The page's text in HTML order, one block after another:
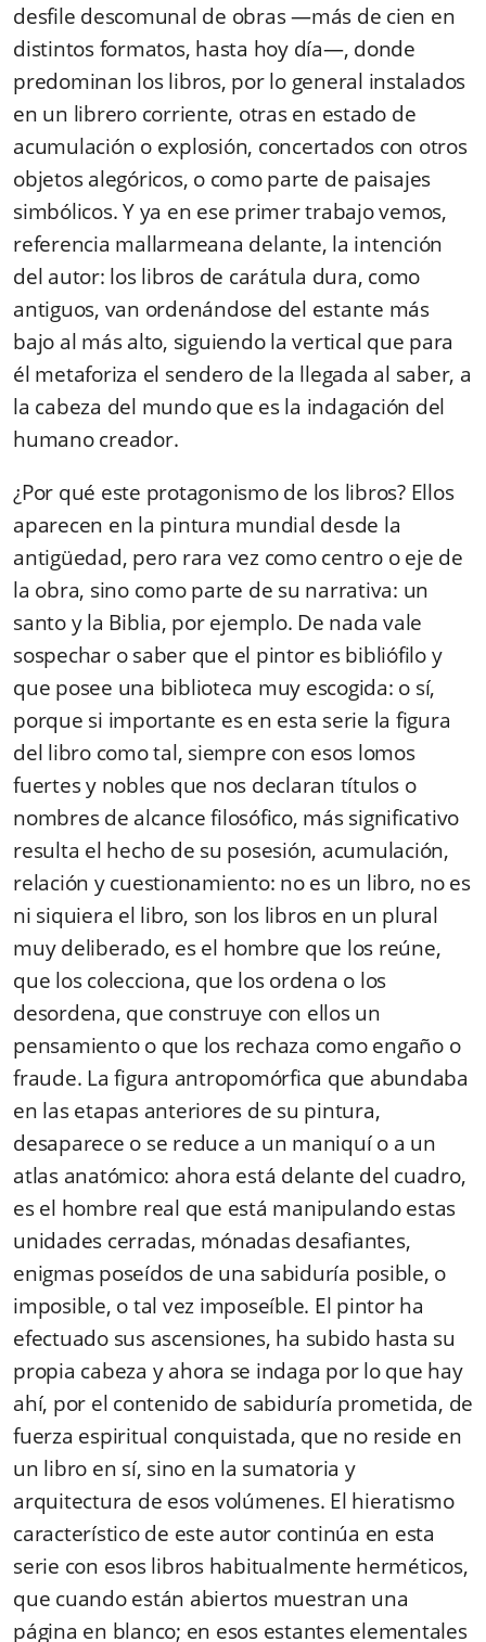
desfile descomunal de obras —más de cien en
distintos formatos, hasta hoy día—, donde
predominan los libros, por lo general instalados
en un librero corriente, otras en estado de
acumulación o explosión, concertados con otros
objetos alegóricos, o como parte de paisajes
simbólicos. Y ya en ese primer trabajo vemos,
referencia mallarmeana delante, la intención
del autor: los libros de carátula dura, como
antiguos, van ordenándose del estante más
bajo al más alto, siguiendo la vertical que para
él metaforiza el sendero de la llegada al saber, a
la cabeza del mundo que es la indagación del
humano creador.
¿Por qué este protagonismo de los libros? Ellos
aparecen en la pintura mundial desde la
antigüedad, pero rara vez como centro o eje de
la obra, sino como parte de su narrativa: un
santo y la Biblia, por ejemplo. De nada vale
sospechar o saber que el pintor es bibliófilo y
que posee una biblioteca muy escogida: o sí,
porque si importante es en esta serie la figura
del libro como tal, siempre con esos lomos
fuertes y nobles que nos declaran títulos o
nombres de alcance filosófico, más significativo
resulta el hecho de su posesión, acumulación,
relación y cuestionamiento: no es un libro, no es
ni siquiera el libro, son los libros en un plural
muy deliberado, es el hombre que los reúne,
que los colecciona, que los ordena o los
desordena, que construye con ellos un
pensamiento o que los rechaza como engaño o
fraude. La figura antropomórfica que abundaba
en las etapas anteriores de su pintura,
desaparece o se reduce a un maniquí o a un
atlas anatómico: ahora está delante del cuadro,
es el hombre real que está manipulando estas
unidades cerradas, mónadas desafiantes,
enigmas poseídos de una sabiduría posible, o
imposible, o tal vez imposeíble. El pintor ha
efectuado sus ascensiones, ha subido hasta su
propia cabeza y ahora se indaga por lo que hay
ahí, por el contenido de sabiduría prometida, de
fuerza espiritual conquistada, que no reside en
un libro en sí, sino en la sumatoria y
arquitectura de esos volúmenes. El hieratismo
característico de este autor continúa en esta
serie con esos libros habitualmente herméticos,
que cuando están abiertos muestran una
página en blanco; en esos estantes elementales